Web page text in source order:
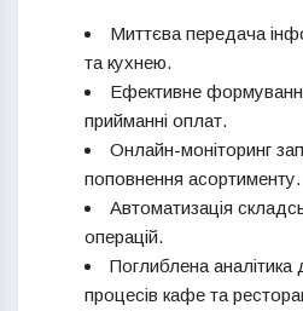
Миттєва передача
та кухнею.
Ефективне формування
прийманні оплат.
Онлайн-моніторинг
поповнення асортименту.
Автоматизація
операцій.
Поглиблена аналітика
процесів кафе та